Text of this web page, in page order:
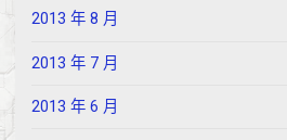
2013 年 8 月
2013 年 7 月
2013 年 6 月